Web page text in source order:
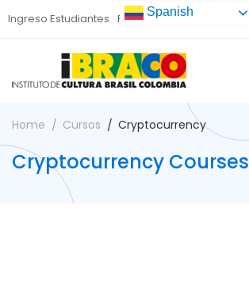
Ingreso Estudiantes Preinscripción
Home Cursos Cryptocurrency
Cryptocurrency Courses
Spanish